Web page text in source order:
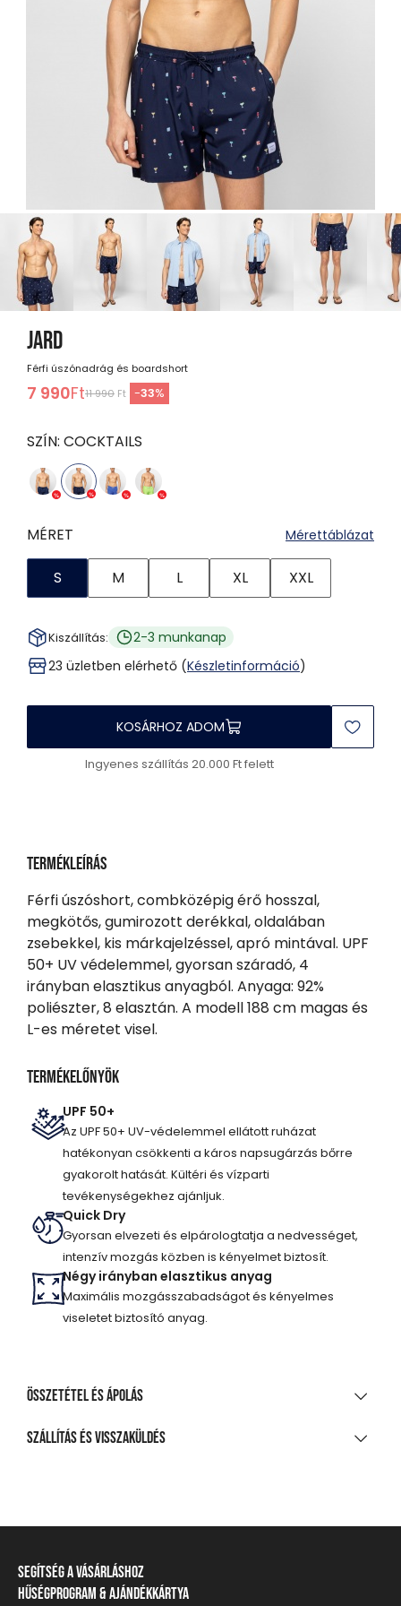
JARD
Férfi úszónadrág és boardshort
7 990Ft11 990 Ft -33%
SZÍN: COCKTAILS
MÉRET Mérettáblázat
S M L XL XXL
Kiszállítás:
2-3 munkanap
23 üzletben elérhető (Készletinformáció)
KOSÁRHOZ ADOM
Ingyenes szállítás 20.000 Ft felett
Termékleírás
Férfi úszóshort, combközépig érő hosszal,
megkötős, gumirozott derékkal, oldalában
zsebekkel, kis márkajelzéssel, apró mintával. UPF
50+ UV védelemmel, gyorsan száradó, 4
irányban elasztikus anyagból. Anyaga: 92%
poliészter, 8 elasztán. A modell 188 cm magas és
L-es méretet visel.
Termékelőnyök
UPF 50+
Az UPF 50+ UV-védelemmel ellátott ruházat
hatékonyan csökkenti a káros napsugárzás bőrre
gyakorolt hatását. Kültéri és vízparti
tevékenységekhez ajánljuk.
Quick Dry
Gyorsan elvezeti és elpárologtatja a nedvességet,
intenzív mozgás közben is kényelmet biztosít.
Négy irányban elasztikus anyag
Maximális mozgásszabadságot és kényelmes
viseletet biztosító anyag.
Összetétel és ápolás
ANYAGÖSSZETÉTEL
Nem fehéríthető!
Szállítás és visszaküldés
Csomagpontra, automatába
990 Ft-tól
Segítség a vásárláshoz
Szállítási információ
Hűségprogram & Ajándékkártya